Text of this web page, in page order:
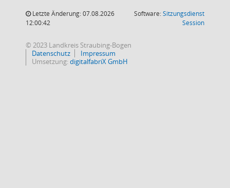
Letzte Änderung: 07.08.2026
12:00:42
Software:Sitzungsdienst
Session(Wird in
© 2023 Landkreis Straubing-Bogen
Datenschutz
Impressum
Umsetzung:digitalfabriX GmbH